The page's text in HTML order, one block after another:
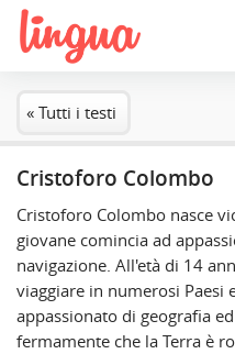
« Tutti i testi
Cristoforo Colombo
Cristoforo Colombo nasce
giovane comincia ad
navigazione. All'età di 14
viaggiare in numerosi Paesi
appassionato di geografia
fermamente che la Terra è